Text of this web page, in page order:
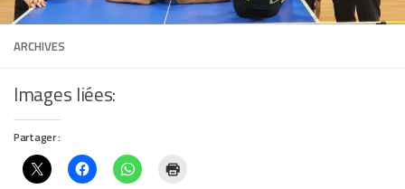
ARCHIVES
Images liées:
Partager :